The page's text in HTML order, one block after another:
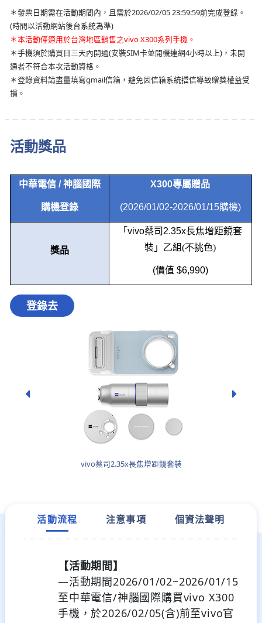
＊發票日期需在活動期間內，且需於2026/02/05 23:59:59前完成登錄。
(時間以活動網站後台系統為準)
＊本活動僅適用於台灣地區銷售之vivo X300系列手機。
＊手機須於購買日三天內開通(安裝SIM卡並開機連網4小時以上)，未開
通者不符合本次活動資格。
＊登錄資料請盡量填寫gmail信箱，避免因信箱系統擋信導致贈獎權益受
損。
活動獎品
中華電信 /神腦國際
購機登錄
X300專屬贈品
(2026/01/02-2026/01/15購機)
獎品
「 vivo蔡司 2.35x長焦增距鏡套
裝」乙組(不挑色)
(價值 $6,990)
登錄去
vivo蔡司2.35x長焦增距鏡套裝
活動流程 注意事項 個資法聲明
【活動期間】
—活動期間2026/01/02~2026/01/15
至中華電信/神腦國際購買vivo X300
手機，於2026/02/05(含)前至vivo官